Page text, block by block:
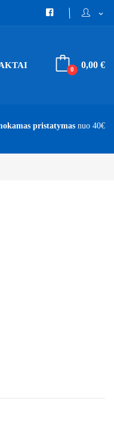
expand_more
0,00 €
0
pristatymas nuo 40€